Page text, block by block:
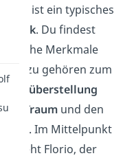
ist ein typisches
. Du findest
Merkmale
Dazu gehören zum
Gegenüberstellung
Traum und den
. Im Mittelpunkt
steht Florio, der